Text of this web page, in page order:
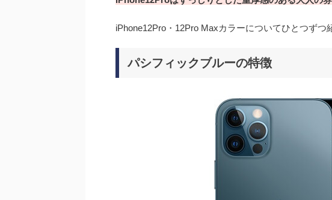
iPhone12Pro・12Pro Maxカラーについてひとつずつ
パシフィックブルーの特徴